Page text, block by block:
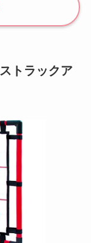
トラックア